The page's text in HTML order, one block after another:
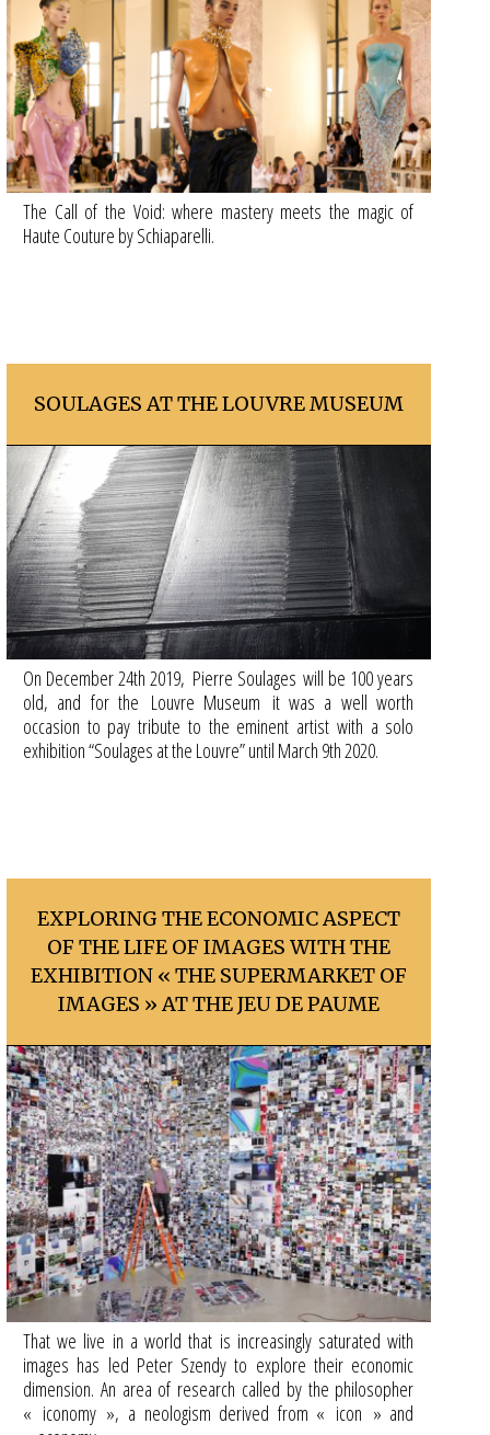
The Call of the Void: where mastery meets the magic of
Haute Couture by Schiaparelli.
SOULAGES AT THE LOUVRE MUSEUM
On December 24th 2019, Pierre Soulages will be 100 years
old, and for the Louvre Museum it was a well worth
occasion to pay tribute to the eminent artist with a solo
exhibition “Soulages at the Louvre” until March 9th 2020.
EXPLORING THE ECONOMIC ASPECT
OF THE LIFE OF IMAGES WITH THE
EXHIBITION « THE SUPERMARKET OF
IMAGES » AT THE JEU DE PAUME
That we live in a world that is increasingly saturated with
images has led Peter Szendy to explore their economic
dimension. An area of research called by the philosopher
« iconomy », a neologism derived from « icon » and